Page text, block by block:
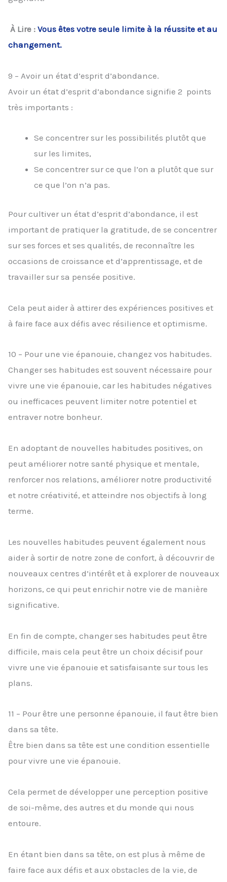
À Lire : Vous êtes votre seule limite à la réussite et au
changement.
9 – Avoir un état d’esprit d’abondance.
Avoir un état d’esprit d’abondance signifie 2 points
très importants :
Se concentrer sur les possibilités plutôt que
sur les limites,
Se concentrer sur ce que l’on a plutôt que sur
ce que l’on n’a pas.
Pour cultiver un état d’esprit d’abondance, il est
important de pratiquer la gratitude, de se concentrer
sur ses forces et ses qualités, de reconnaître les
occasions de croissance et d’apprentissage, et de
travailler sur sa pensée positive.
Cela peut aider à attirer des expériences positives et
à faire face aux défis avec résilience et optimisme.
10 – Pour une vie épanouie, changez vos habitudes.
Changer ses habitudes est souvent nécessaire pour
vivre une vie épanouie, car les habitudes négatives
ou inefficaces peuvent limiter notre potentiel et
entraver notre bonheur.
En adoptant de nouvelles habitudes positives, on
peut améliorer notre santé physique et mentale,
renforcer nos relations, améliorer notre productivité
et notre créativité, et atteindre nos objectifs à long
terme.
Les nouvelles habitudes peuvent également nous
aider à sortir de notre zone de confort, à découvrir de
nouveaux centres d’intérêt et à explorer de nouveaux
horizons, ce qui peut enrichir notre vie de manière
significative.
En fin de compte, changer ses habitudes peut être
difficile, mais cela peut être un choix décisif pour
vivre une vie épanouie et satisfaisante sur tous les
plans.
11 – Pour être une personne épanouie, il faut être bien
dans sa tête.
Être bien dans sa tête est une condition essentielle
pour vivre une vie épanouie.
Cela permet de développer une perception positive
de soi-même, des autres et du monde qui nous
entoure.
En étant bien dans sa tête, on est plus à même de
faire face aux défis et aux obstacles de la vie, de